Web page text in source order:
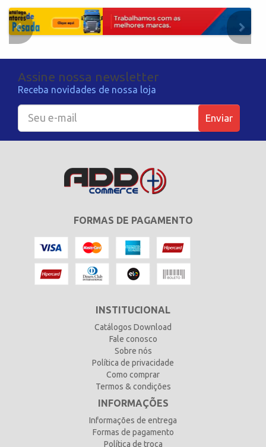
Assine nossa newsletter
Receba novidades de nossa loja
Enviar
FORMAS DE PAGAMENTO
INSTITUCIONAL
Catálogos Download
Fale conosco
Sobre nós
Política de privacidade
Como comprar
Termos & condições
INFORMAÇÕES
Informações de entrega
Formas de pagamento
Política de troca